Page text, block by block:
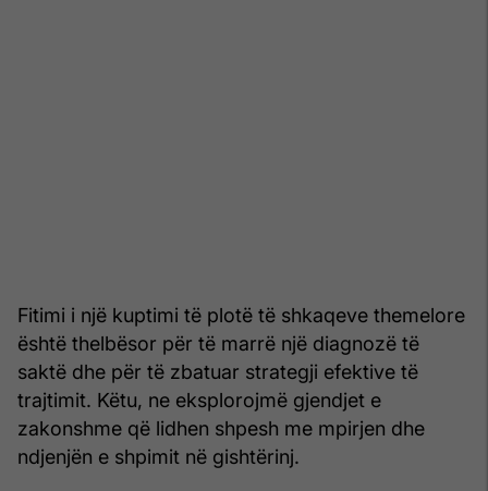
Fitimi i një kuptimi të plotë të shkaqeve themelore
është thelbësor për të marrë një diagnozë të
saktë dhe për të zbatuar strategji efektive të
trajtimit. Këtu, ne eksplorojmë gjendjet e
zakonshme që lidhen shpesh me mpirjen dhe
ndjenjën e shpimit në gishtërinj.